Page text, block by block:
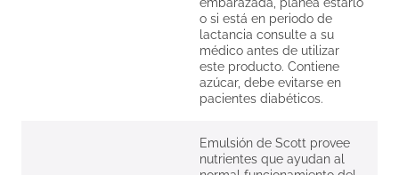
o si está en periodo de
lactancia consulte a su
médico antes de utilizar
este producto. Contiene
azúcar, debe evitarse en
pacientes diabéticos.
Emulsión de Scott provee
nutrientes que ayudan al